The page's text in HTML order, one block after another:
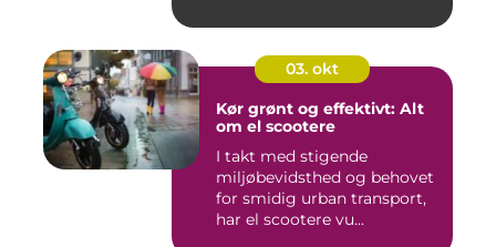
03. okt
Kør grønt og effektivt: Alt
om el scootere
I takt med stigende
miljøbevidsthed og behovet
for smidig urban transport,
har el scootere vu...